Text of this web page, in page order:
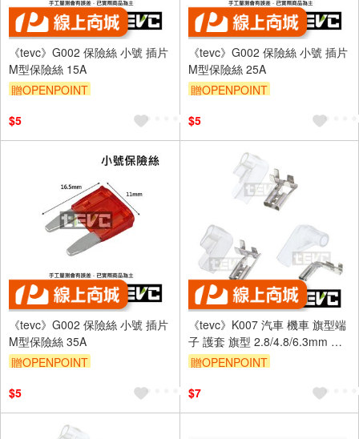
《tevc》G002 保險絲 小號 插片
M型保險絲 15A
贈OPENPOINT
$5
《tevc》G002 保險絲 小號 插片
M型保險絲 25A
贈OPENPOINT
$5
《tevc》G002 保險絲 小號 插片
M型保險絲 35A
贈OPENPOINT
$5
《tevc》K007 汽車 機車 旗型端
子 護套 旗型 2.8/4.8/6.3mm 改
裝 喇叭 繼電器 L型
贈OPENPOINT
$7